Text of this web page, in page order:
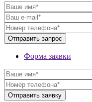
Форма заявки